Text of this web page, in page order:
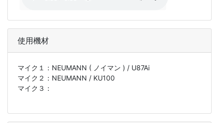
使用機材
マイク１： NEUMANN ( ノイマン ) / U87Ai
マイク２： NEUMANN / KU100
マイク３：